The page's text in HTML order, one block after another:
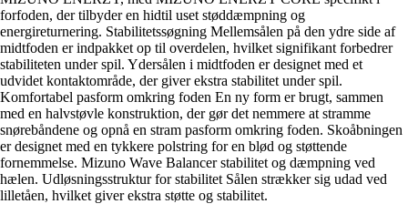
forfoden, der tilbyder en hidtil uset støddæmpning og
energireturnering. Stabilitetssøgning Mellemsålen på den ydre side af
midtfoden er indpakket op til overdelen, hvilket signifikant forbedrer
stabiliteten under spil. Ydersålen i midtfoden er designet med et
udvidet kontaktområde, der giver ekstra stabilitet under spil.
Komfortabel pasform omkring foden En ny form er brugt, sammen
med en halvstøvle konstruktion, der gør det nemmere at stramme
snørebåndene og opnå en stram pasform omkring foden. Skoåbningen
er designet med en tykkere polstring for en blød og støttende
fornemmelse. Mizuno Wave Balancer stabilitet og dæmpning ved
hælen. Udløsningsstruktur for stabilitet Sålen strækker sig udad ved
lilletåen, hvilket giver ekstra støtte og stabilitet.